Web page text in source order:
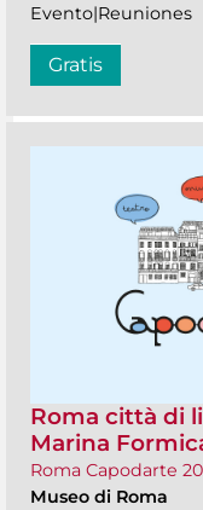
Evento|Reuniones
Gratis
Roma città di
Marina
Roma Capodarte
Museo di Roma